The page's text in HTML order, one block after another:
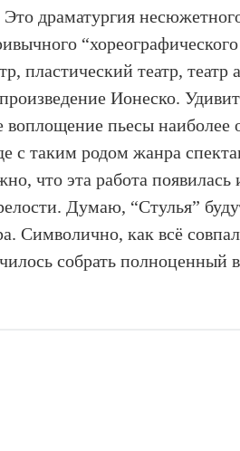
драматургия
пластический театр,
Ионеско.
воплощение пьесы
с таким родом жанра
что эта работа
Думаю, “Стулья”
Символично, как всё
собрать полноценный